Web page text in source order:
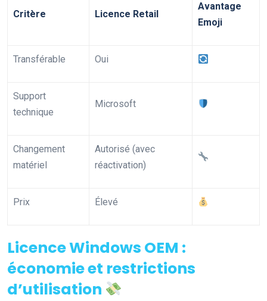
Critère Licence Retail
Avantage
Emoji
Transférable Oui
Support
technique
Microsoft
Changement
matériel
Autorisé (avec
réactivation)
Prix Élevé
Licence Windows OEM :
économie et restrictions
d’utilisation